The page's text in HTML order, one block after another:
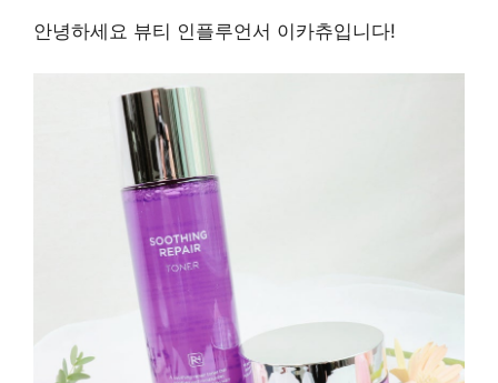
안녕하세요 뷰티 인플루언서 이카츄입니다!